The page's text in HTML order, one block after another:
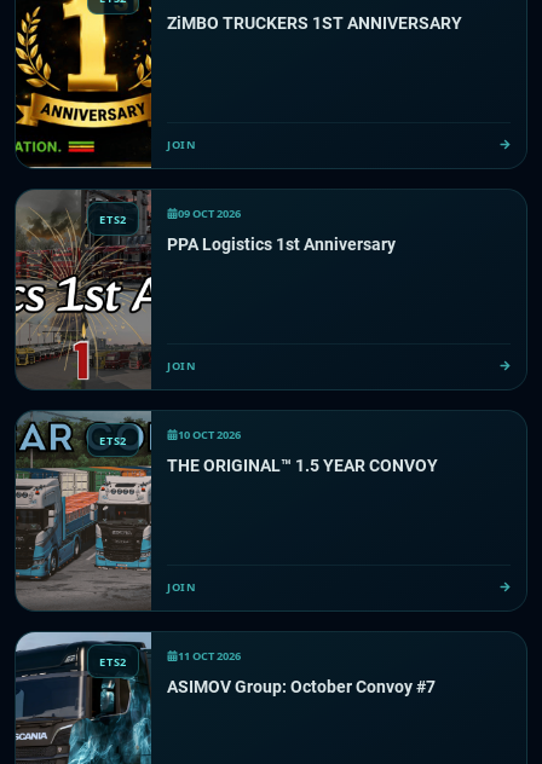
ZiMBO TRUCKERS 1ST ANNIVERSARY
JOIN
ETS2 09 OCT 2026
PPA Logistics 1st Anniversary
JOIN
ETS2 10 OCT 2026
THE ORIGINAL™ 1.5 YEAR CONVOY
JOIN
ETS2 11 OCT 2026
ASIMOV Group: October Convoy #7